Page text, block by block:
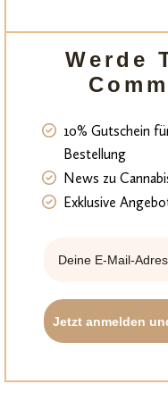
Werde
10% Gutschein
Bestellung
News zu
Exklusive
Jetzt anmelden